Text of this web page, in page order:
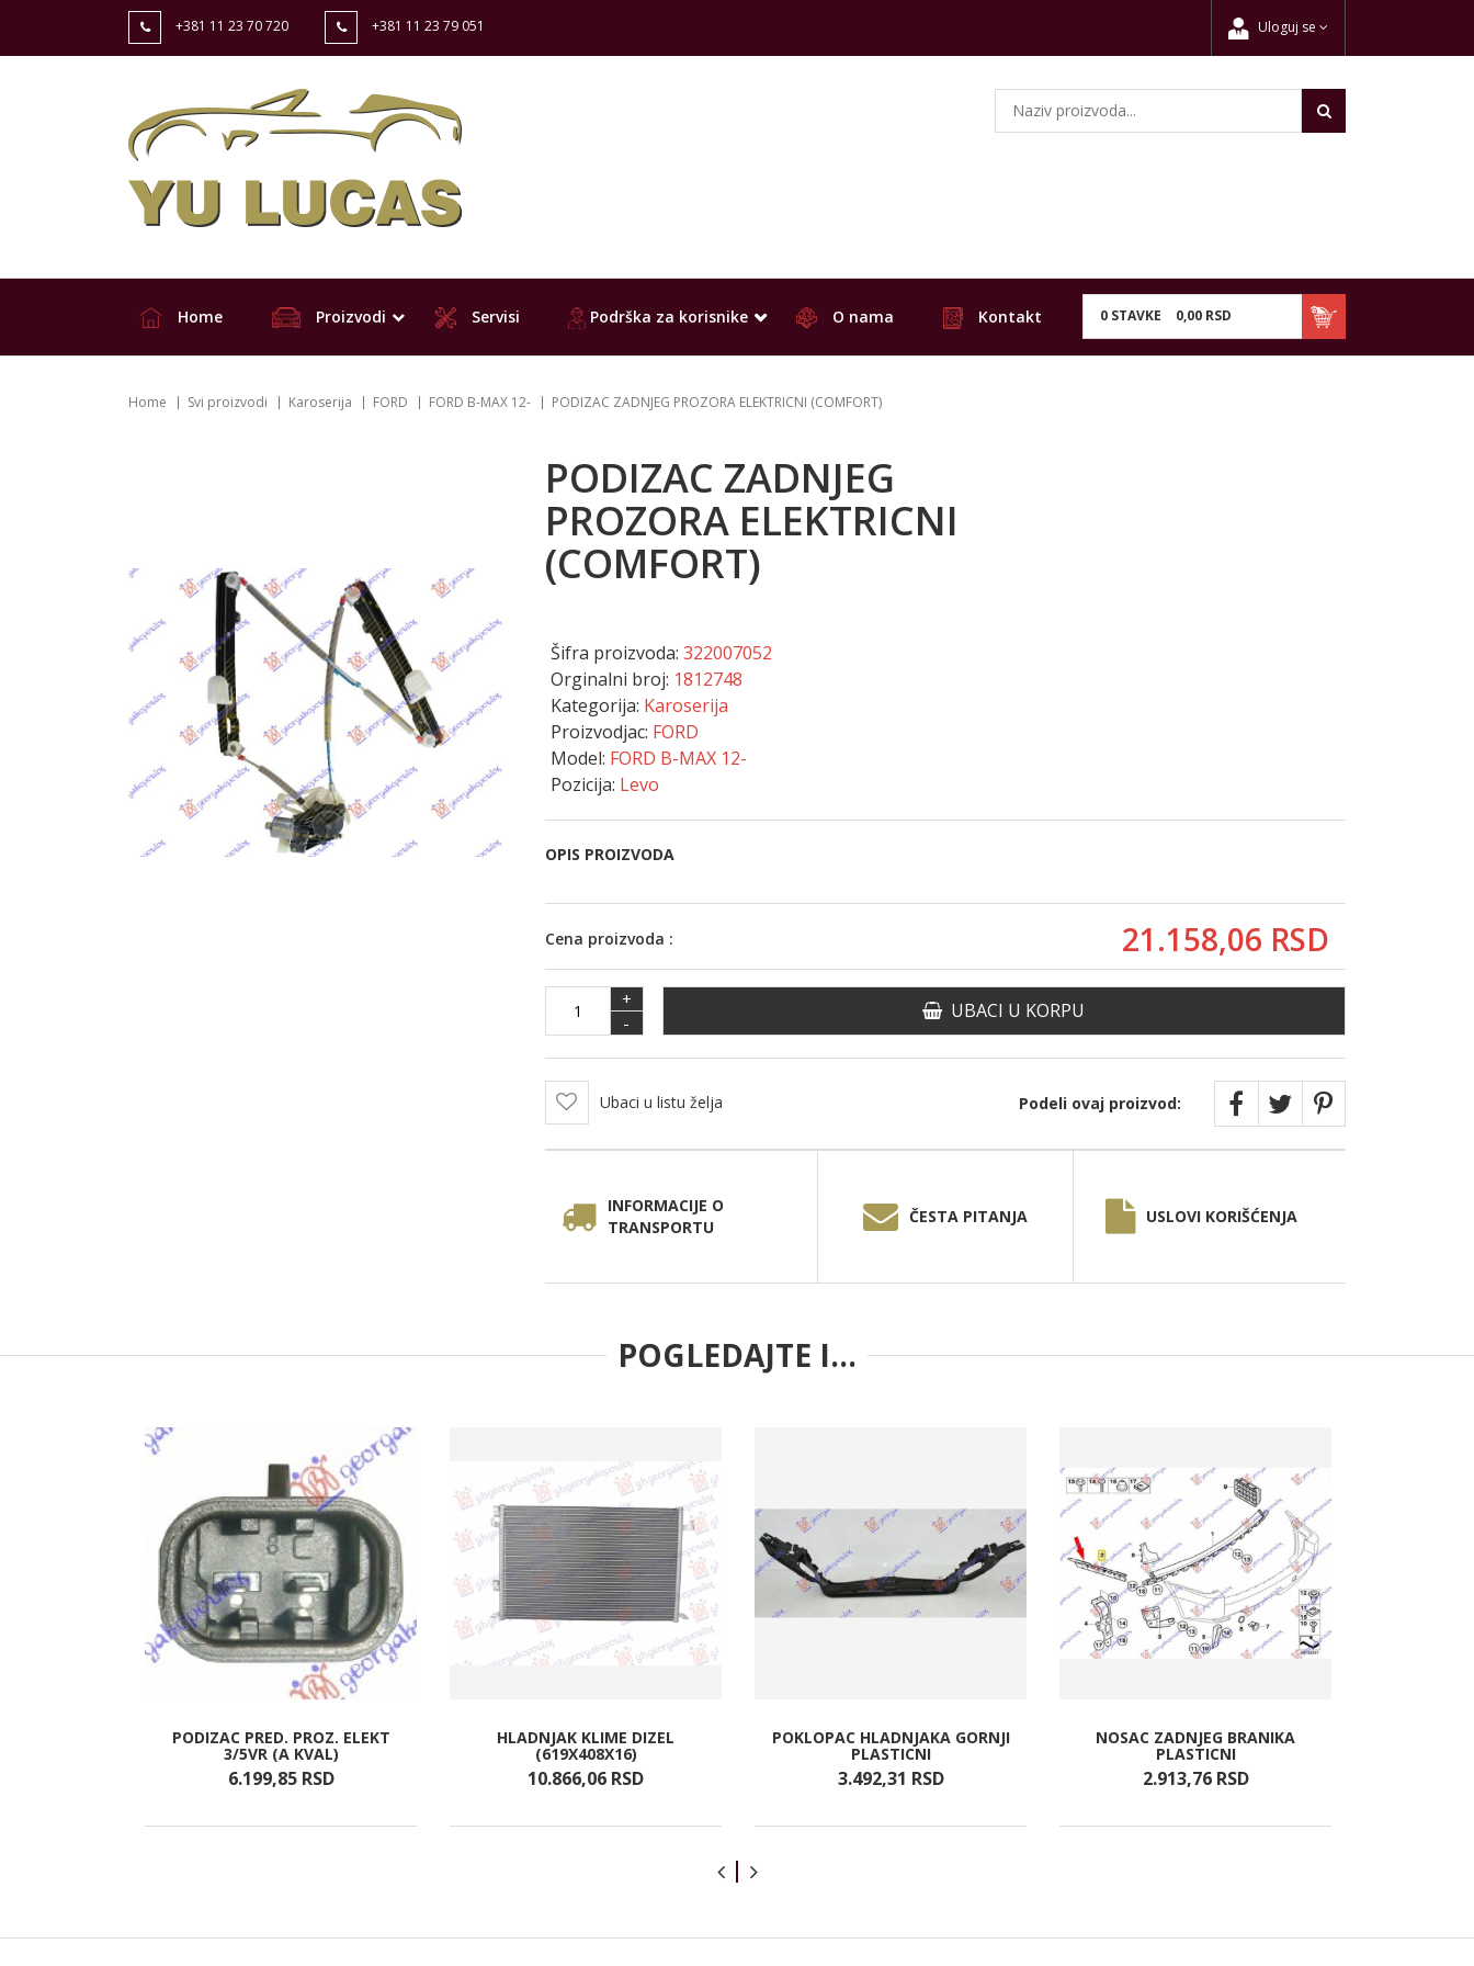
+381 11 23 70 720 +381 11 23 79 051 Uloguj se
0 STAVKE 0,00 RSD
Home Proizvodi Servisi Podrška za korisnike O nama Kontakt
Home Svi proizvodi Karoserija FORD FORD B-MAX 12- PODIZAC ZADNJEG PROZORA ELEKTRICNI (COMFORT)
PODIZAC ZADNJEG
PROZORA ELEKTRICNI
(COMFORT)
Šifra proizvoda: 322007052
Orginalni broj: 1812748
Kategorija: Karoserija
Proizvodjac: FORD
Model: FORD B-MAX 12-
Pozicija: Levo
OPIS PROIZVODA
Cena proizvoda : 21.158,06 RSD
+
-
UBACI U KORPU
Ubaci u listu želja Podeli ovaj proizvod:
INFORMACIJE O
TRANSPORTU
ČESTA PITANJA USLOVI KORIŠĆENJA
POGLEDAJTE I...
PODIZAC PRED. PROZ. ELEKT
3/5VR (A KVAL)
6.199,85 RSD
HLADNJAK KLIME DIZEL
(619X408X16)
10.866,06 RSD
POKLOPAC HLADNJAKA GORNJI
PLASTICNI
3.492,31 RSD
NOSAC ZADNJEG BRANIKA
PLASTICNI
2.913,76 RSD